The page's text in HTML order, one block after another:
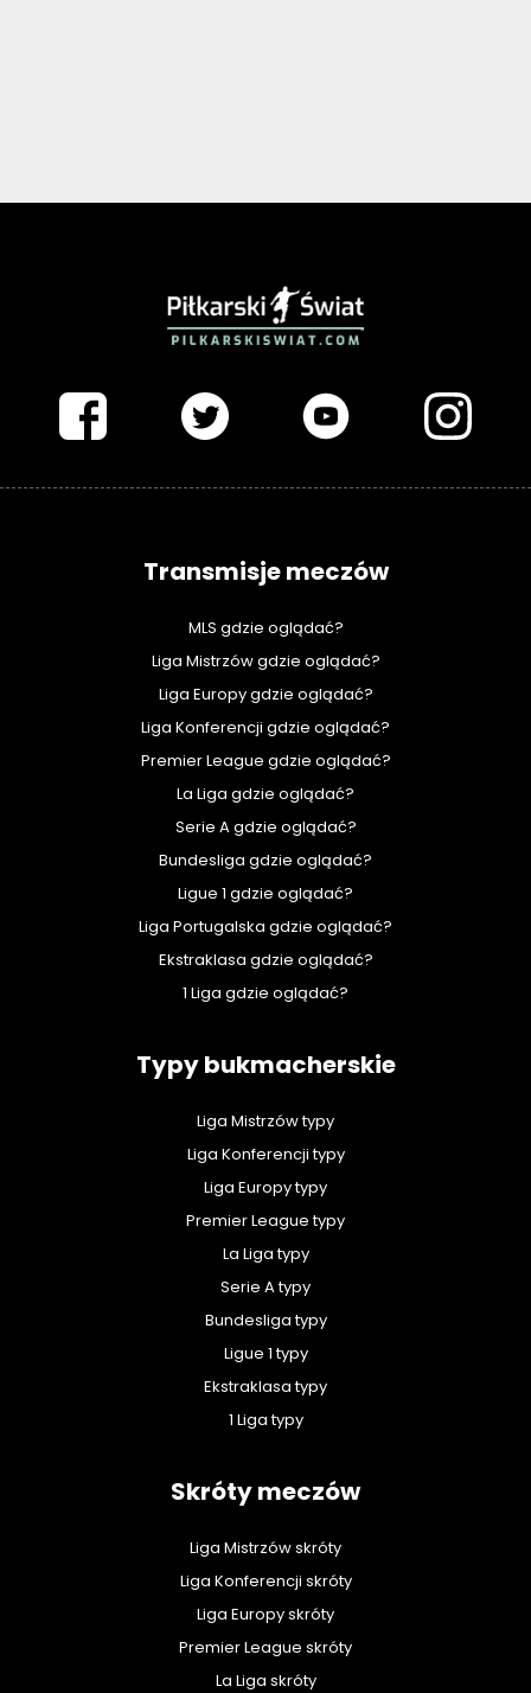
Transmisje meczów
MLS gdzie oglądać?
Liga Mistrzów gdzie oglądać?
Liga Europy gdzie oglądać?
Liga Konferencji gdzie oglądać?
Premier League gdzie oglądać?
La Liga gdzie oglądać?
Serie A gdzie oglądać?
Bundesliga gdzie oglądać?
Ligue 1 gdzie oglądać?
Liga Portugalska gdzie oglądać?
Ekstraklasa gdzie oglądać?
1 Liga gdzie oglądać?
Typy bukmacherskie
Liga Mistrzów typy
Liga Konferencji typy
Liga Europy typy
Premier League typy
La Liga typy
Serie A typy
Bundesliga typy
Ligue 1 typy
Ekstraklasa typy
1 Liga typy
Skróty meczów
Liga Mistrzów skróty
Liga Konferencji skróty
Liga Europy skróty
Premier League skróty
La Liga skróty